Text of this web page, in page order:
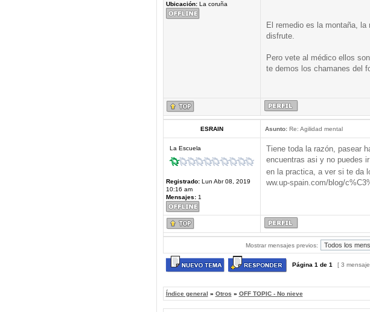
Ubicación:La coruña
El remedio es la montaña,
disfrute.
Pero vete al médico ellos
te demos los chamanes del
ESRAIN Asunto:Re: Agilidad mental
La Escuela
Registrado:Lun Abr 08, 2019
10:16 am
Mensajes:1
Tiene toda la razón, pasear
encuentras asi y no puedes
en la practica, a ver si te da
ww.up-spain.com/blog/
Mostrar mensajes previos:
Página 1 de 1 [ 3
Índice general » Otros » OFF TOPIC - No nieve